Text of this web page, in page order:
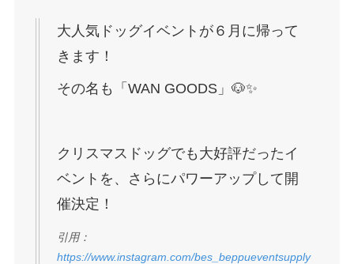
大人気ドッグイベントが６月に帰って
きます！
その名も「WAN GOODS」🐶✨
クリスマスドッグでも大好評だったイ
ベントを、さらにパワーアップして開
催決定！
引用：
https://www.instagram.com/bes_beppueventsupply